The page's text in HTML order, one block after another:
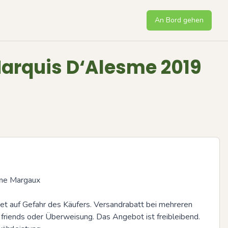
An Bord gehen
D‘Alesme 2019
Margaux
auf Gefahr des Käufers. Versandrabatt bei mehreren
oder Überweisung. Das Angebot ist freibleibend.